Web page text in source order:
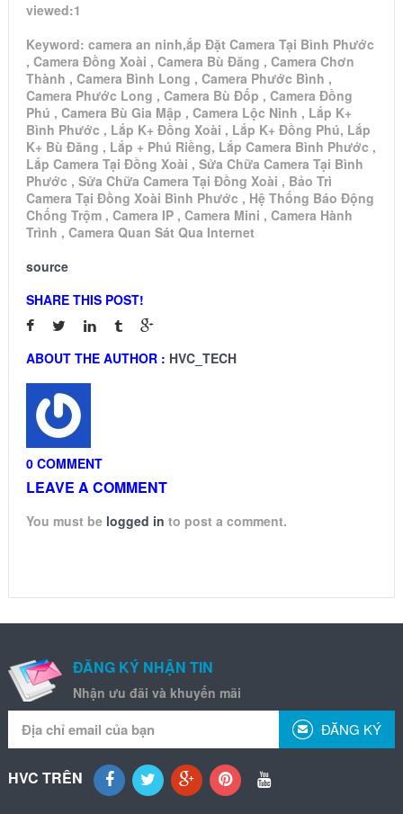
viewed:1
Keyword: camera an ninh,ắp Đặt Camera Tại Bình Phước
, Camera Đồng Xoài , Camera Bù Đăng , Camera Chơn
Thành , Camera Bình Long , Camera Phước Bình ,
Camera Phước Long , Camera Bù Đốp , Camera Đồng
Phú , Camera Bù Gia Mập , Camera Lộc Ninh , Lắp K+
Bình Phước , Lắp K+ Đồng Xoài , Lắp K+ Đồng Phú, Lắp
K+ Bù Đăng , Lắp + Phú Riềng, Lắp Camera Bình Phước ,
Lắp Camera Tại Đồng Xoài , Sửa Chữa Camera Tại Bình
Phước , Sửa Chữa Camera Tại Đồng Xoài , Bảo Trì
Camera Tại Đồng Xoài Bình Phước , Hệ Thống Báo Động
Chống Trộm , Camera IP , Camera Mini , Camera Hành
Trình , Camera Quan Sát Qua Internet
source
SHARE THIS POST!
ABOUT THE AUTHOR : HVC_TECH
0 COMMENT
LEAVE A COMMENT
You must be logged in to post a comment.
ĐĂNG KÝ NHẬN TIN
Nhận ưu đãi và khuyến mãi
ĐĂNG KÝ
HVC TRÊN